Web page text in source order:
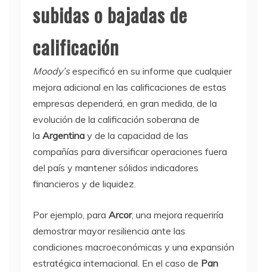
subidas o bajadas de
calificación
Moody’sespecificó en su informe que cualquier
mejora adicional en las calificaciones de estas
empresas dependerá, en gran medida, de la
evolución de la calificación soberana de
la Argentina y de la capacidad de las
compañías para diversificar operaciones fuera
del país y mantener sólidos indicadores
financieros y de liquidez.
Por ejemplo, para Arcor, una mejora requeriría
demostrar mayor resiliencia ante las
condiciones macroeconómicas y una expansión
estratégica internacional. En el caso de Pan